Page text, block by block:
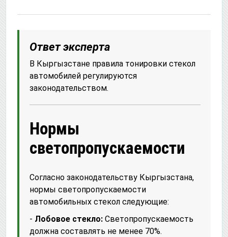
Ответ эксперта
В Кыргызстане правила тонировки стекол
автомобилей регулируются
законодательством.
Нормы
светопропускаемости
Согласно законодательству Кыргызстана,
нормы светопропускаемости
автомобильных стекол следующие:
- Лобовое стекло: Светопропускаемость
должна составлять не менее 70%.